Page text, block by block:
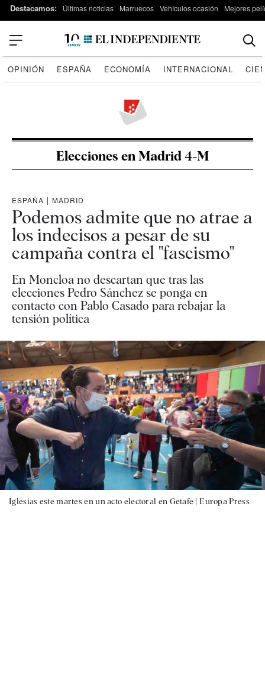
Destacamos: Últimas noticias Marruecos Vehículos ocasión Mejores
OPINIÓN ESPAÑA ECONOMÍA INTERNACIONAL
Elecciones en Madrid 4-M
ESPAÑA | MADRID
Podemos admite que no atrae a
los indecisos a pesar de su
campaña contra el "fascismo"
En Moncloa no descartan que tras las
elecciones Pedro Sánchez se ponga en
contacto con Pablo Casado para rebajar la
tensión política
Iglesias este martes en un acto electoral en Getafe |Europa Press